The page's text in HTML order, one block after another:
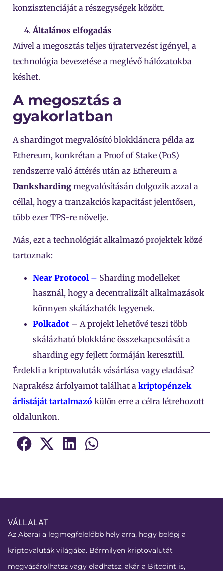
konzisztenciáját a részegységek között.
Általános elfogadás
Mivel a megosztás teljes újratervezést igényel, a
technológia bevezetése a meglévő hálózatokba
késhet.
A megosztás a
gyakorlatban
A shardingot megvalósító blokkláncra példa az
Ethereum, konkrétan a Proof of Stake (PoS)
rendszerre való áttérés után az Ethereum a
Danksharding megvalósításán dolgozik azzal a
céllal, hogy a tranzakciós kapacitást jelentősen,
több ezer TPS-re növelje.
Más, ezt a technológiát alkalmazó projektek közé
tartoznak:
Near Protocol – Sharding modelleket
használ, hogy a decentralizált alkalmazások
könnyen skálázhatók legyenek.
Polkadot – A projekt lehetővé teszi több
skálázható blokklánc összekapcsolását a
sharding egy fejlett formáján keresztül.
Érdekli a kriptovaluták vásárlása vagy eladása?
Naprakész árfolyamot találhat a kriptopénzek
árlistáját tartalmazó külön erre a célra létrehozott
oldalunkon.
VÁLLALAT
Az Abarai a legmegfelelőbb hely arra, hogy belépj a
kriptovaluták világába. Bármilyen kriptovalutát
megvásárolhatsz vagy eladhatsz, akár a Bitcoint is,